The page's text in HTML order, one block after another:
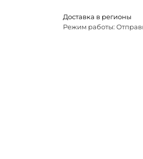
Доставка в регионы
Режим работы: